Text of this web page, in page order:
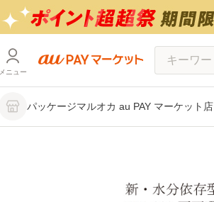
メニュー
パッケージマルオカ au PAY マーケット店